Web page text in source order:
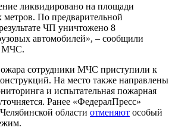
ликвидировано на площади
метров. По предварительной
ЧП уничтожено 8
автомобилей», – сообщили
МЧС.
сотрудники МЧС приступили к
На место также направлены
и испытательная пожарная
Ранее «ФедералПресс»
области отменяют особый